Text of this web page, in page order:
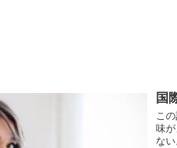
国
こ
味
な